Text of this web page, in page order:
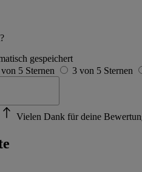
gespeichert
5 Sternen 3 von 5 Sternen
Vielen Dank für deine